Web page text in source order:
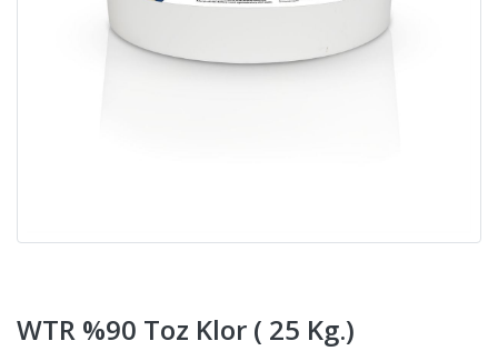
WTR %90 Toz Klor ( 25 Kg.)